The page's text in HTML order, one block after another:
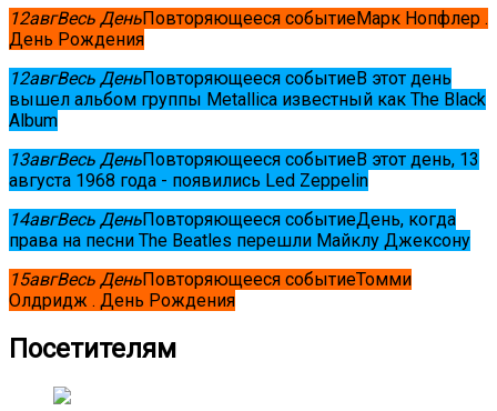
12авгВесь ДеньПовторяющееся событиеМарк Нопфлер .
День Рождения
12авгВесь ДеньПовторяющееся событиеВ этот день
вышел альбом группы Metallica известный как The Black
Album
13авгВесь ДеньПовторяющееся событиеВ этот день, 13
августа 1968 года - появились Led Zeppelin
14авгВесь ДеньПовторяющееся событиеДень, когда
права на песни The Beatles перешли Майклу Джексону
15авгВесь ДеньПовторяющееся событиеТомми
Олдридж . День Рождения
Посетителям